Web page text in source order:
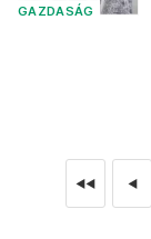
GAZDASÁG
◄◄ ◄